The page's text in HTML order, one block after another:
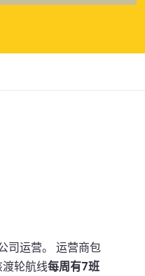
司运营。 运营商包
渡轮航线每周有7班